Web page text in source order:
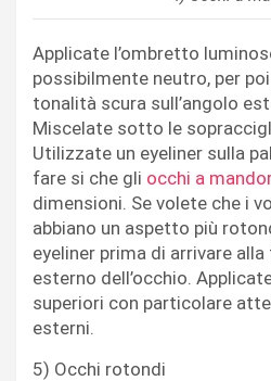
Applicate l’ombretto
possibilmente neutro, per
tonalità scura sull’angolo
Miscelate sotto le
Utilizzate un eyeliner sulla
fare si che gli occhi a
dimensioni. Se volete che i
abbiano un aspetto più
eyeliner prima di arrivare alla
esterno dell’occhio.
superiori con particolare
esterni.
5) Occhi rotondi